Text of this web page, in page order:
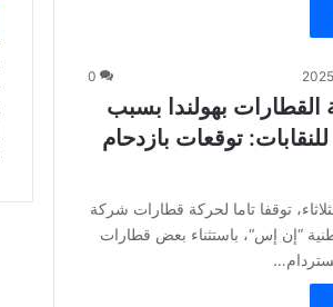
0
بهولندا بسبب
توقعات بازدحام
توقفا تاما لحركة قطارات شركة
“إن إس“، باستثناء بعض قطارات